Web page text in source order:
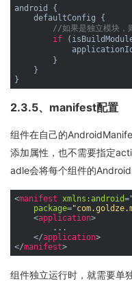
android {
    defaultConfig {
//如果是独立模块，
if
applicationId
        }
    }
2.3.5、manifest配置
组件在自己的
添加属性，也不需要指定
adle会将每个组件的
<manifest xmlns:android=
package=
<application>
        ...
</application>
</manifest>
组件独立运行时，就需要单